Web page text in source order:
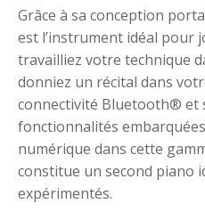
Grâce à sa conception
est l’instrument idéal pour
travailliez votre technique
donniez un récital dans
connectivité Bluetooth® et
fonctionnalités
numérique dans cette
constitue un second piano
expérimentés.